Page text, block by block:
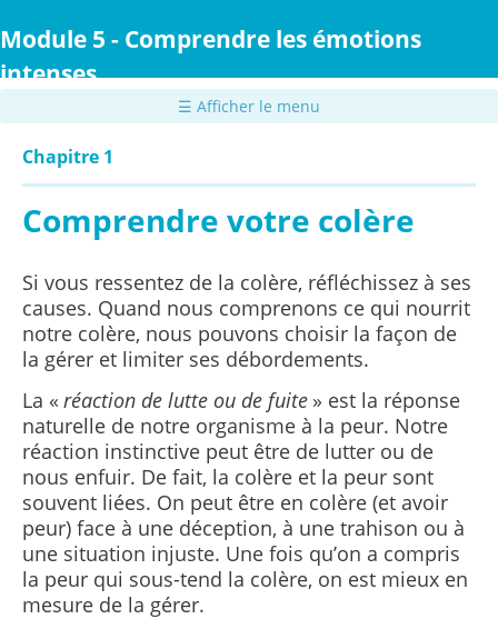
au
principal
Module 5 - Comprendre les émotions
intenses
☰ Afficher le menu
Chapitre 1
Comprendre votre colère
Si vous ressentez de la colère, réfléchissez à ses
causes. Quand nous comprenons ce qui nourrit
notre colère, nous pouvons choisir la façon de
la gérer et limiter ses débordements.
La « réaction de lutte ou de fuite » est la réponse
naturelle de notre organisme à la peur. Notre
réaction instinctive peut être de lutter ou de
nous enfuir. De fait, la colère et la peur sont
souvent liées. On peut être en colère (et avoir
peur) face à une déception, à une trahison ou à
une situation injuste. Une fois qu’on a compris
la peur qui sous-tend la colère, on est mieux en
mesure de la gérer.